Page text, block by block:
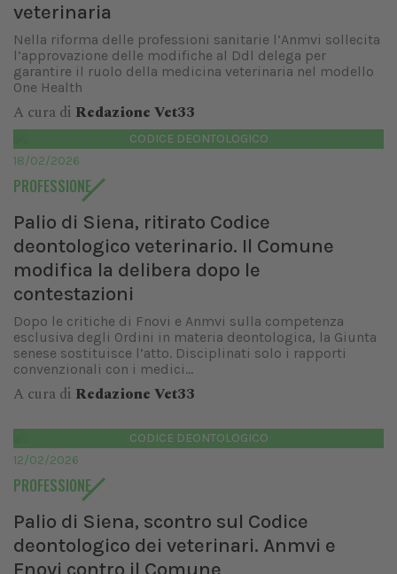
veterinaria
Nella riforma delle professioni sanitarie l’Anmvi sollecita
l’approvazione delle modifiche al Ddl delega per
garantire il ruolo della medicina veterinaria nel modello
One Health
A cura di Redazione Vet33
CODICE DEONTOLOGICO
18/02/2026
PROFESSIONE
Palio di Siena, ritirato Codice
deontologico veterinario. Il Comune
modifica la delibera dopo le
contestazioni
Dopo le critiche di Fnovi e Anmvi sulla competenza
esclusiva degli Ordini in materia deontologica, la Giunta
senese sostituisce l’atto. Disciplinati solo i rapporti
convenzionali con i medici...
A cura di Redazione Vet33
CODICE DEONTOLOGICO
12/02/2026
PROFESSIONE
Palio di Siena, scontro sul Codice
deontologico dei veterinari. Anmvi e